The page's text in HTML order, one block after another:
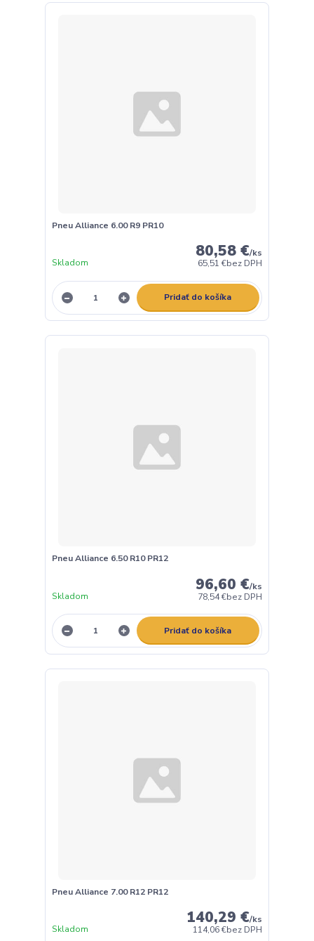
Pneu Alliance 6.00 R9 PR10
80,58 €/ks
65,51 €bez DPH
Skladom
Pridať do košíka
Pneu Alliance 6.50 R10 PR12
96,60 €/ks
78,54 €bez DPH
Skladom
Pridať do košíka
Pneu Alliance 7.00 R12 PR12
140,29 €/ks
114,06 €bez DPH
Skladom